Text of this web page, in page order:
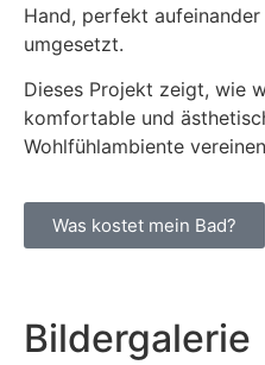
Hand, perfekt
umgesetzt.
Dieses Projekt zeigt, wie
komfortable und
Wohlfühlambiente
Was kostet mein Bad?
Bildergalerie